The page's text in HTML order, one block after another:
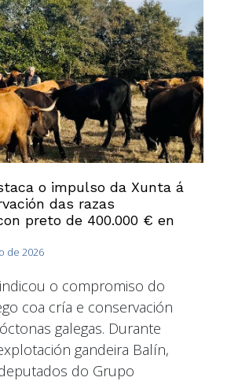
o impulso da Xunta á
das razas
preto de 400.000 € en
de 2026
o compromiso do
coa cría e conservación
galegas. Durante
gandeira Balín,
do Grupo